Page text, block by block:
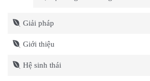
Giải pháp
Giới thiệu
Hệ sinh thái